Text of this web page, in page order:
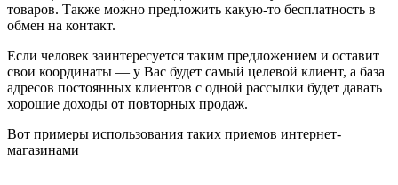
товаров. Также можно предложить какую-то бесплатность в
обмен на контакт.
Если человек заинтересуется таким предложением и оставит
свои координаты — у Вас будет самый целевой клиент, а база
адресов постоянных клиентов с одной рассылки будет давать
хорошие доходы от повторных продаж.
Вот примеры использования таких приемов интернет-
магазинами